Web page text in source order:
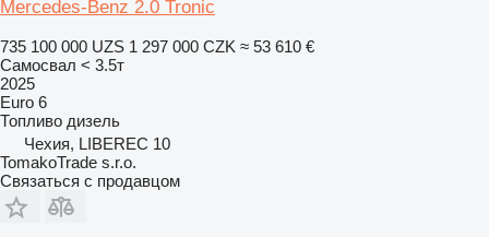
Mercedes-Benz 2.0 Tronic
735 100 000 UZS 1 297 000 CZK ≈ 53 610 €
Самосвал < 3.5т
2025
Euro 6
Топливо дизель
Чехия, LIBEREC 10
TomakoTrade s.r.o.
Связаться с продавцом